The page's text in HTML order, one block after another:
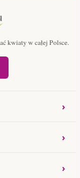
kwiaty w całej Polsce.
›
›
›